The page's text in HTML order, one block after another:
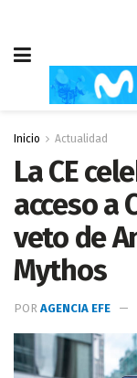
Inicio Actualidad
La CE
acceso a
veto de
Mythos
POR AGENCIA EFE